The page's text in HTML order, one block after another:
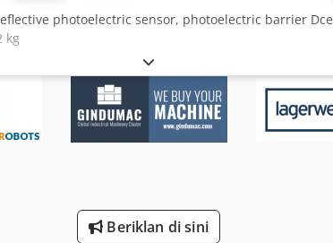
photoelectric sensor, photoelectric barrier
kg
Beriklan di sini